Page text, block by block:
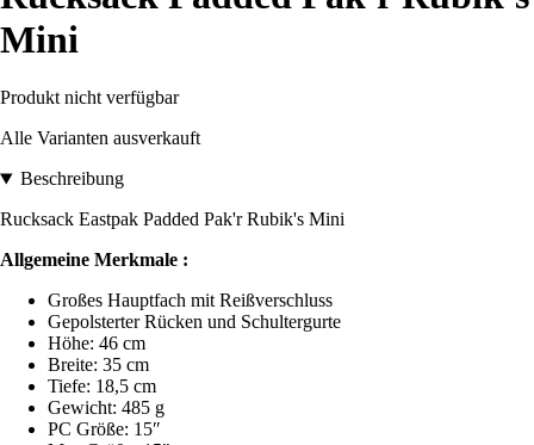
Mini
Produkt nicht verfügbar
Alle Varianten ausverkauft
Beschreibung
Rucksack Eastpak Padded Pak'r Rubik's Mini
Allgemeine Merkmale :
Großes Hauptfach mit Reißverschluss
Gepolsterter Rücken und Schultergurte
Höhe: 46 cm
Breite: 35 cm
Tiefe: 18,5 cm
Gewicht: 485 g
PC Größe: 15″